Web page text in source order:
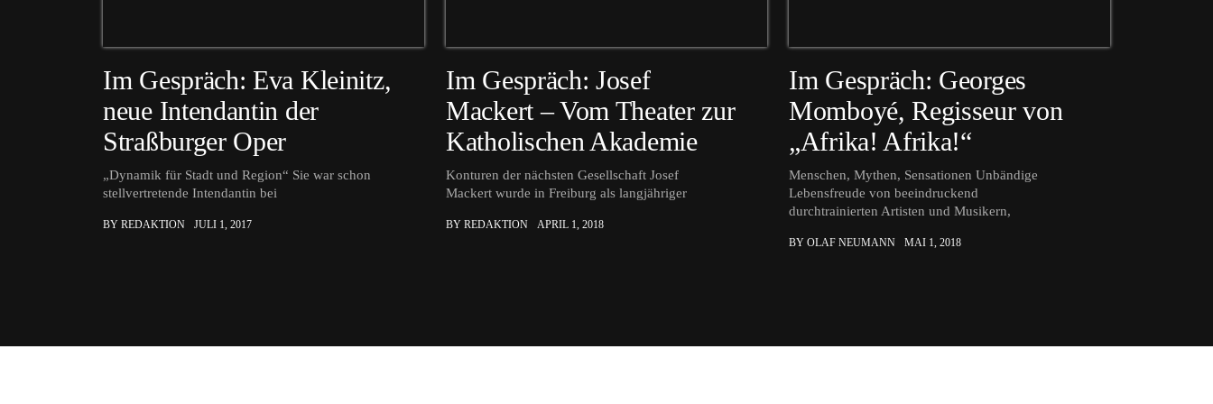
Im Gespräch: Eva Kleinitz,
neue Intendantin der
Straßburger Oper
„Dynamik für Stadt und Region“ Sie war schon
stellvertretende Intendantin bei
BY REDAKTION JULI 1, 2017
Im Gespräch: Josef
Mackert – Vom Theater zur
Katholischen Akademie
Konturen der nächsten Gesellschaft Josef
Mackert wurde in Freiburg als langjähriger
BY REDAKTION APRIL 1, 2018
Im Gespräch: Georges
Momboyé, Regisseur von
„Afrika! Afrika!“
Menschen, Mythen, Sensationen Unbändige
Lebensfreude von beeindruckend
durchtrainierten Artisten und Musikern,
BY OLAF NEUMANN MAI 1, 2018